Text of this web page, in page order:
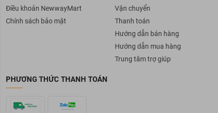
Điều khoản NewwayMart
Chính sách bảo mật
Vận chuyển
Thanh toán
Hướng dẫn bán hàng
Hướng dẫn mua hàng
Trung tâm trợ giúp
PHƯƠNG THỨC THANH TOÁN